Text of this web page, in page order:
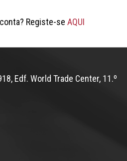
Registe-se AQUI
Edf. World Trade Center, 11.º